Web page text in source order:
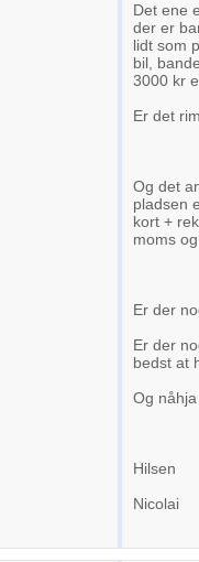
Det ene
der er
lidt som
bil,
3000 kr
Er det
Og det
pladsen
kort +
moms
Er der
Er der
bedst at
Og
Hilsen
Nicolai